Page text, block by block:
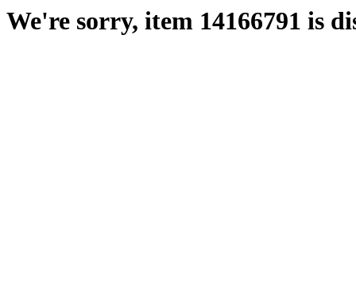
We're sorry, item 14166791 is